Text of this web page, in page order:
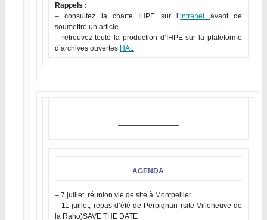
Rappels :
– consultez la charte IHPE sur l’intranet avant de
soumettre un article
– retrouvez toute la production d’IHPE sur la plateforme
d’archives ouvertes HAL
AGENDA
– 7 juillet, réunion vie de site à Montpellier
– 11 juillet, repas d’été de Perpignan (site Villeneuve de
la Raho)SAVE THE DATE